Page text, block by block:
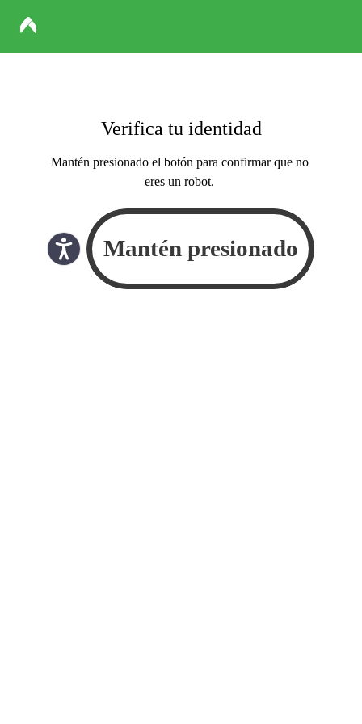
Verifica tu identidad
Mantén presionado el botón para confirmar que no
eres un robot.